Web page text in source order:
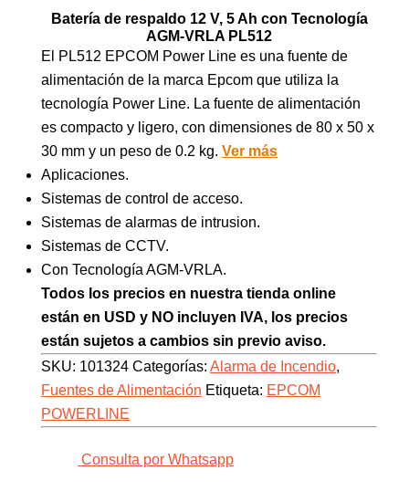
Batería de respaldo 12 V, 5 Ah con Tecnología
AGM-VRLA PL512
El PL512 EPCOM Power Line es una fuente de
alimentación de la marca Epcom que utiliza la
tecnología Power Line. La fuente de alimentación
es compacto y ligero, con dimensiones de 80 x 50 x
30 mm y un peso de 0.2 kg. Ver más
Aplicaciones.
Sistemas de control de acceso.
Sistemas de alarmas de intrusion.
Sistemas de CCTV.
Con Tecnología AGM-VRLA.
Todos los precios en nuestra tienda online
están en USD y NO incluyen IVA, los precios
están sujetos a cambios sin previo aviso.
SKU: 101324 Categorías: Alarma de Incendio,
Fuentes de Alimentación Etiqueta: EPCOM
POWERLINE
Consulta por Whatsapp